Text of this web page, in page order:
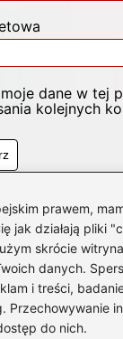
prawem,
jak działają pliki
skrócie
danych.
i treści,
Przechowywanie
do nich.
dane w tej
kolejnych
więcej